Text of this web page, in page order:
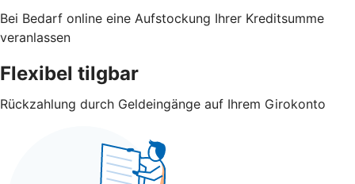
Bei Bedarf online eine Aufstockung Ihrer Kreditsumme
veranlassen
Flexibel tilgbar
Rückzahlung durch Geldeingänge auf Ihrem Girokonto